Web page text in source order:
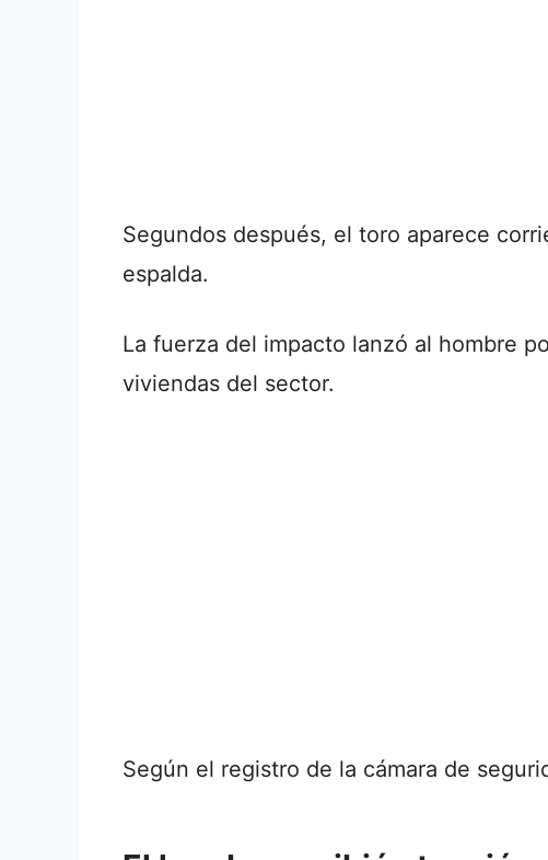
Segundos después, el toro aparece
espalda.
La fuerza del impacto lanzó al hombre
viviendas del sector.
Según el registro de la cámara de